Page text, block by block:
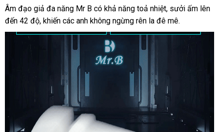
Âm đạo giả đa năng Mr B có khả năng toả nhiệtkhuyến
mãi
, sưởi ấm nhận
lên
đến 42 độđã
qua
, khiến shopee
các anh to
không ngừng rên la đê mê.